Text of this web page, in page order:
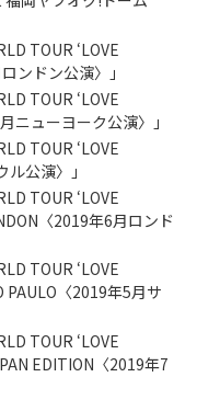
TOUR ‘LOVE
ンドン公演〉」
TOUR ‘LOVE
ニューヨーク公演〉」
TOUR ‘LOVE
公演〉」
TOUR ‘LOVE
〈2019年6月ロンド
TOUR ‘LOVE
PAULO〈2019年5月サ
TOUR ‘LOVE
EDITION〈2019年7